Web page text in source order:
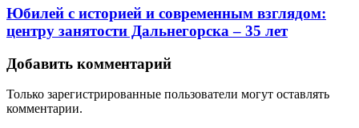
Юбилей с историей и современным взглядом:
центру занятости Дальнегорска – 35 лет
Добавить комментарий
Только зарегистрированные пользователи могут оставлять
комментарии.